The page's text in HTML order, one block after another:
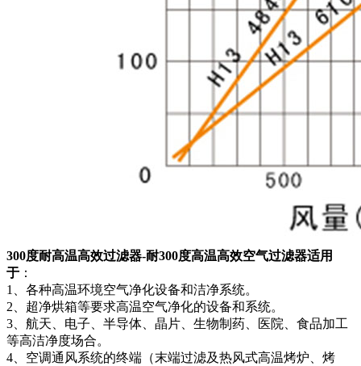
300度耐高温高效过滤器-耐300度高温高效空气过滤器适用
于 ：
1、各种高温环境空气净化设备和洁净系统。
2、超净烘箱等要求高温空气净化的设备和系统。
3、航天、电子、半导体、晶片、生物制药、医院、食品加工
等高洁净度场合。
4、空调通风系统的终端（末端过滤及热风式高温烤炉、烤